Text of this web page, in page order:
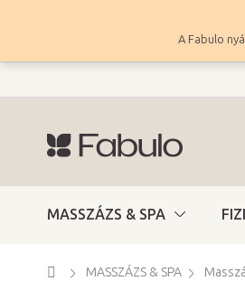
tartalomhoz
A Fabulo
MASSZÁZS & SPA
Kezdőlap
MASSZÁZS & SPA